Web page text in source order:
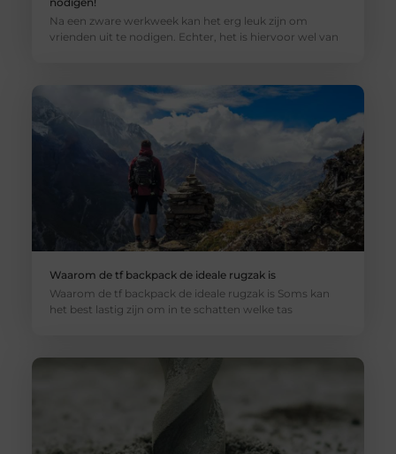
Na een zware werkweek kan het erg leuk zijn om
vrienden uit te nodigen. Echter, het is hiervoor wel van
Waarom de tf backpack de ideale rugzak is
Waarom de tf backpack de ideale rugzak is Soms kan
het best lastig zijn om in te schatten welke tas